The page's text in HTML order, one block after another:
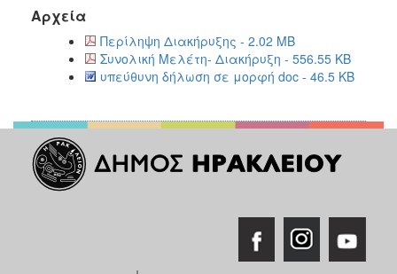
Αρχεία
Περίληψη Διακήρυξης - 2.02 MB
Συνολική Μελέτη- Διακήρυξη - 556.55 KB
υπεύθυνη δήλωση σε μορφή doc - 46.5 KB